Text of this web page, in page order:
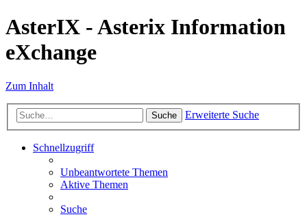
AsterIX - Asterix Information
eXchange
Zum Inhalt
Suche Erweiterte Suche
Schnellzugriff
Unbeantwortete Themen
Aktive Themen
Suche